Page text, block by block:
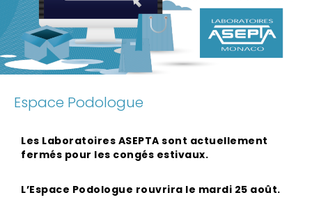
Espace Podologue
Les Laboratoires ASEPTA sont actuellement
fermés pour les congés estivaux.
L’Espace Podologue rouvrira le mardi 25 août.